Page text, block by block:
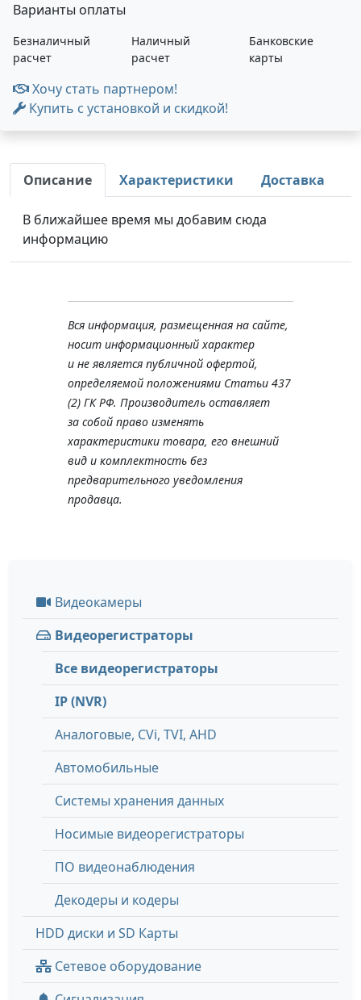
Варианты оплаты
Безналичный
расчет
Наличный
расчет
Банковские
карты
Хочу стать партнером!
Купить с установкой и скидкой!
Описание Характеристики Доставка
В ближайшее время мы добавим сюда
информацию
Вся информация, размещенная на сайте,
носит информационный характер
и не является публичной офертой,
определяемой положениями Статьи 437
(2) ГК РФ. Производитель оставляет
за собой право изменять
характеристики товара, его внешний
вид и комплектность без
предварительного уведомления
продавца.
Видеокамеры
Видеорегистраторы
Все видеорегистраторы
IP (NVR)
Аналоговые, СVi, TVI, AHD
Автомобильные
Системы хранения данных
Носимые видеорегистраторы
ПО видеонаблюдения
Декодеры и кодеры
HDD диски и SD Карты
Сетевое оборудование